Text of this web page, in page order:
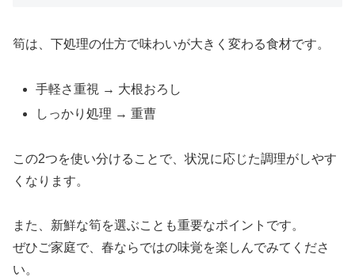
筍は、下処理の仕方で味わいが大きく変わる食材です。
手軽さ重視 → 大根おろし
しっかり処理 → 重曹
この2つを使い分けることで、状況に応じた調理がしやす
くなります。
また、新鮮な筍を選ぶことも重要なポイントです。
ぜひご家庭で、春ならではの味覚を楽しんでみてくださ
い。